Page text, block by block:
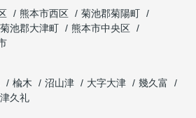
熊本市西区
菊池郡菊陽町
菊池郡大津町
熊本市中央区
楡木 沼山津 大字大津
幾久富
久礼